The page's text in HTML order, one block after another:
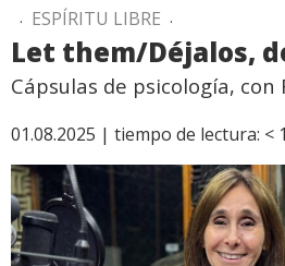
. ESPÍRITU LIBRE .
Let them/Déjalos,
Cápsulas de psicología, con
01.08.2025 | tiempo de lectura: < 1